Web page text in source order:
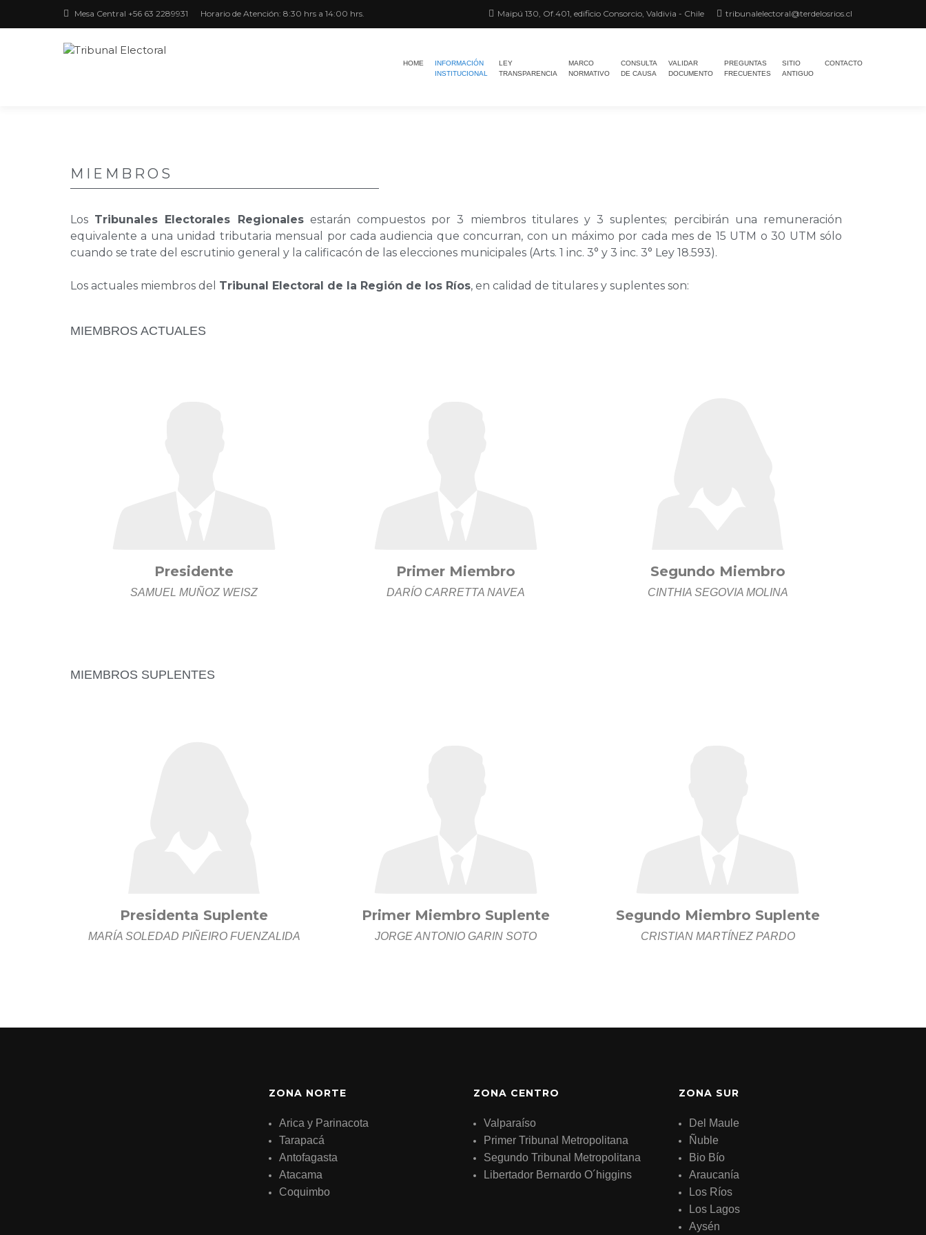
Mesa Central +56 63 2289931 Horario de Atención: 8:30 hrs a 14:00 hrs. Maipú 130, Of.401, edificio Consorcio, Valdivia - Chile tribunalelectoral@terdelosrios.cl
HOME
INFORMACIÓN
INSTITUCIONAL
LEY
TRANSPARENCIA
MARCO
NORMATIVO
CONSULTA
DE CAUSA
VALIDAR
DOCUMENTO
PREGUNTAS
FRECUENTES
SITIO
ANTIGUO
CONTACTO
MIEMBROS
Los Tribunales Electorales Regionalesestarán compuestos por 3 miembros titulares y 3 suplentes; percibirán una remuneración
equivalente a una unidad tributaria mensual por cada audiencia que concurran, con un máximo por cada mes de 15 UTM o 30 UTM sólo
cuando se trate del escrutinio general y la calificacón de las elecciones municipales (Arts. 1 inc. 3° y 3 inc. 3° Ley 18.593).
Los actuales miembros del Tribunal Electoral de la Región de los Ríos, en calidad de titulares y suplentes son:
MIEMBROS ACTUALES
Presidente
SAMUEL MUÑOZ WEISZ
Primer Miembro
DARÍO CARRETTA NAVEA
Segundo Miembro
CINTHIA SEGOVIA MOLINA
MIEMBROS SUPLENTES
Presidenta Suplente
MARÍA SOLEDAD PIÑEIRO FUENZALIDA
Primer Miembro Suplente
JORGE ANTONIO GARIN SOTO
Segundo Miembro Suplente
CRISTIAN MARTÍNEZ PARDO
ZONA NORTE
Arica y Parinacota
Tarapacá
Antofagasta
Atacama
Coquimbo
ZONA CENTRO
Valparaíso
Primer Tribunal Metropolitana
Segundo Tribunal Metropolitana
Libertador Bernardo O´higgins
ZONA SUR
Del Maule
Ñuble
Bio Bío
Araucanía
Los Ríos
Los Lagos
Aysén